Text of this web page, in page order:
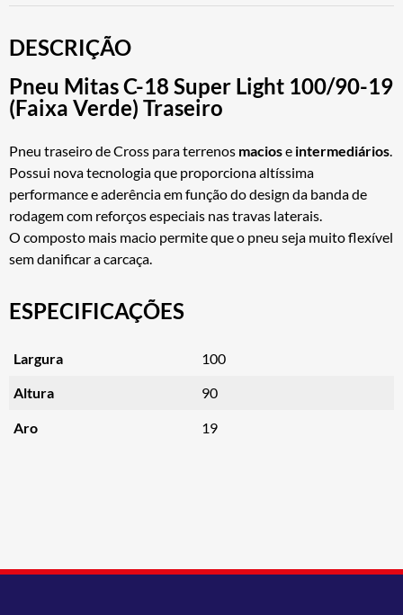
DESCRIÇÃO
Pneu Mitas C-18 Super Light 100/90-19
(Faixa Verde) Traseiro
Pneu traseiro de Cross para terrenos maciose intermediários
Possui nova tecnologia que proporciona altíssima
performance e aderência em função do design da banda de
rodagem com reforços especiais nas travas laterais.
O composto mais macio permite que o pneu seja muito flexível
sem danificar a carcaça.
ESPECIFICAÇÕES
Largura 100
Altura 90
Aro 19